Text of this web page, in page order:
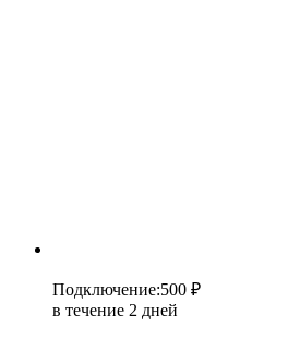
Подключение:500 ₽
в течение 2 дней